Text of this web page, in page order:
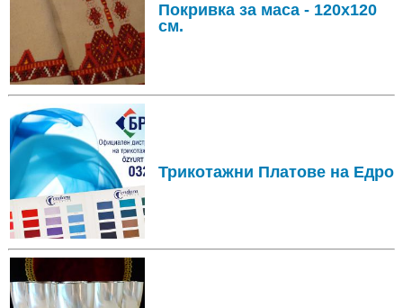
Покривка за маса - 120х120
см.
Трикотажни Платове на Едро